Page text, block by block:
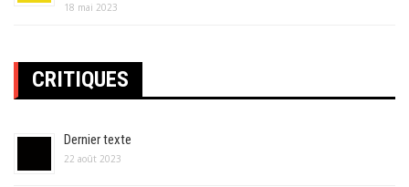
18 mai 2023
CRITIQUES
Dernier texte
22 août 2023